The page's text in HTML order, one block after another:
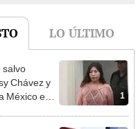
LO ÚLTIMO
1
salvo
Chávez y
México en